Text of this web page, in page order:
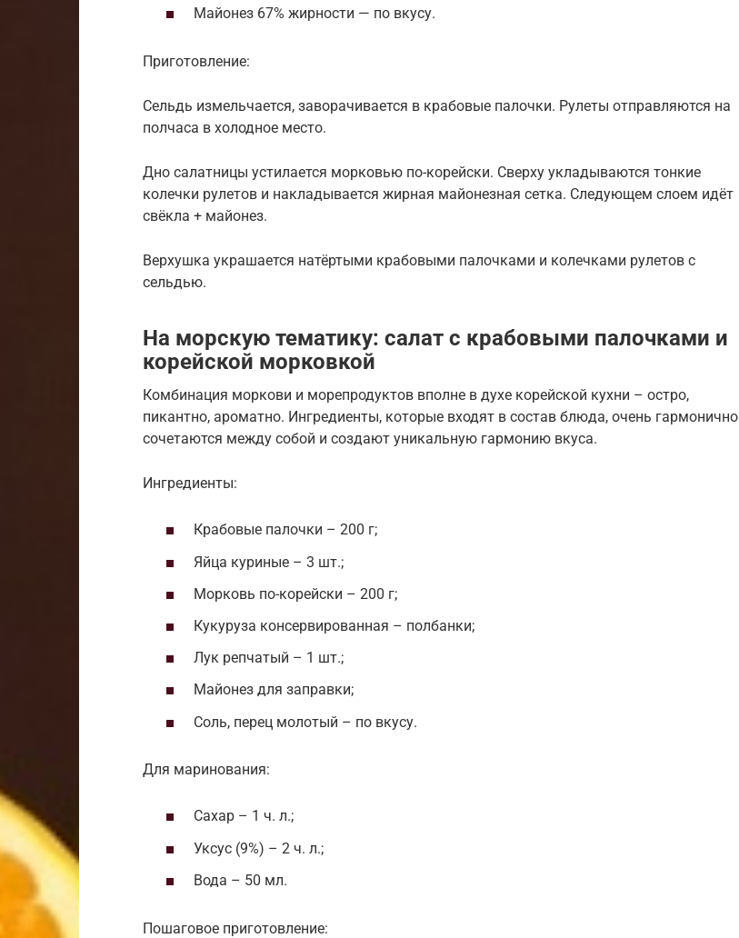
Майонез 67% жирности — по вкусу.
Приготовление:
Сельдь измельчается, заворачивается в крабовые палочки. Рулеты отправляются на
полчаса в холодное место.
Дно салатницы устилается морковью по-корейски. Сверху укладываются тонкие
колечки рулетов и накладывается жирная майонезная сетка. Следующем слоем идёт
свёкла + майонез.
Верхушка украшается натёртыми крабовыми палочками и колечками рулетов с
сельдью.
На морскую тематику: салат с крабовыми палочками и
корейской морковкой
Комбинация моркови и морепродуктов вполне в духе корейской кухни – остро,
пикантно, ароматно. Ингредиенты, которые входят в состав блюда, очень гармонично
сочетаются между собой и создают уникальную гармонию вкуса.
Ингредиенты:
Крабовые палочки – 200 г;
Яйца куриные – 3 шт.;
Морковь по-корейски – 200 г;
Кукуруза консервированная – полбанки;
Лук репчатый – 1 шт.;
Майонез для заправки;
Соль, перец молотый – по вкусу.
Для маринования:
Сахар – 1 ч. л.;
Уксус (9%) – 2 ч. л.;
Вода – 50 мл.
Пошаговое приготовление: